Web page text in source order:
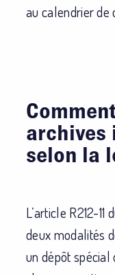
au calendrier de
archives
selon la
L’article R212-
deux modalités
un dépôt spécial